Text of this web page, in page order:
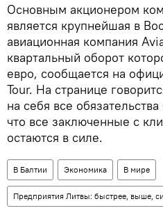
Основным акционером
является крупнейшая в
авиационная компания
квартальный оборот
евро, сообщается на
Tour. На странице
на себя все
что все заключенные с
остаются в силе.
В Балтии Экономика В мире
Предприятия Литвы: быстрее, выше,